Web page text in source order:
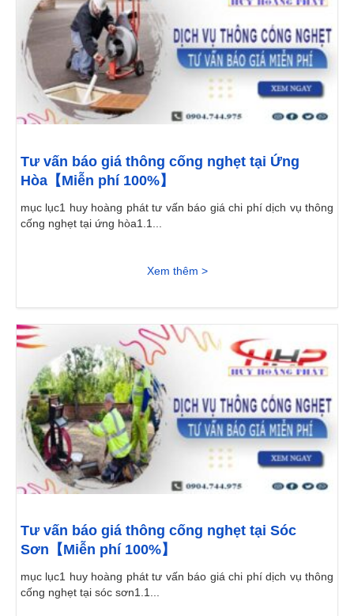
Tư vấn báo giá thông cống nghẹt tại Ứng
Hòa【Miễn phí 100%】
mục lục1 huy hoàng phát tư vấn báo giá chi phí dịch vụ thông
cống nghẹt tại ứng hòa1.1...
Xem thêm >
Tư vấn báo giá thông cống nghẹt tại Sóc
Sơn【Miễn phí 100%】
mục lục1 huy hoàng phát tư vấn báo giá chi phí dịch vụ thông
cống nghẹt tại sóc sơn1.1...